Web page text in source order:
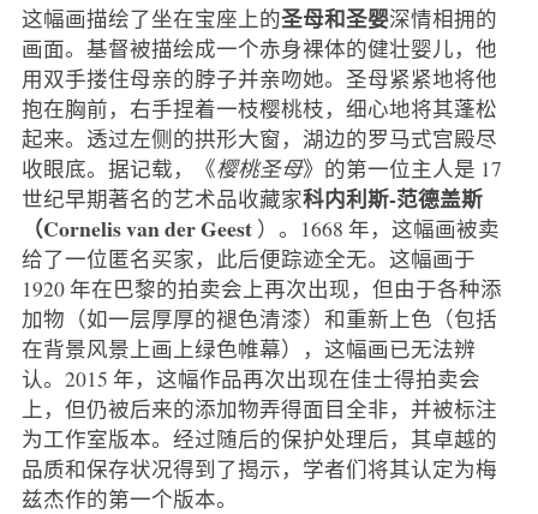
这幅画描绘了坐在宝座上的圣母和圣婴深情相拥的
画面。基督被描绘成一个赤身裸体的健壮婴儿，他
用双手搂住母亲的脖子并亲吻她。圣母紧紧地将他
抱在胸前，右手捏着一枝樱桃枝，细心地将其蓬松
起来。透过左侧的拱形大窗，湖边的罗马式宫殿尽
收眼底。据记载，《樱桃圣母》的第一位主人是 17
世纪早期著名的艺术品收藏家科内利斯-范德盖斯
（Cornelis van der Geest ）。1668 年，这幅画被卖
给了一位匿名买家，此后便踪迹全无。这幅画于
1920 年在巴黎的拍卖会上再次出现，但由于各种添
加物（如一层厚厚的褪色清漆）和重新上色（包括
在背景风景上画上绿色帷幕），这幅画已无法辨
认。2015 年，这幅作品再次出现在佳士得拍卖会
上，但仍被后来的添加物弄得面目全非，并被标注
为工作室版本。经过随后的保护处理后，其卓越的
品质和保存状况得到了揭示，学者们将其认定为梅
兹杰作的第一个版本。